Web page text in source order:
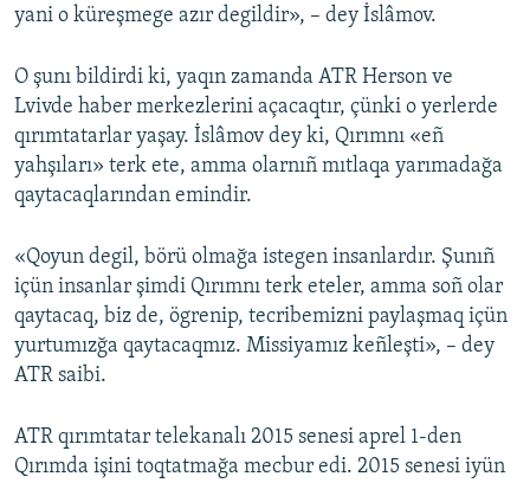
yani o küreşmege azır degildir», – dey İslâmov.
O şunı bildirdi ki, yaqın zamanda ATR Herson ve
Lvivde haber merkezlerini açacaqtır, çünki o yerlerde
qırımtatarlar yaşay. İslâmov dey ki, Qırımnı «eñ
yahşıları» terk ete, amma olarnıñ mıtlaqa yarımadağa
qaytacaqlarından emindir.
«Qoyun degil, börü olmağa istegen insanlardır. Şunıñ
içün insanlar şimdi Qırımnı terk eteler, amma soñ olar
qaytacaq, biz de, ögrenip, tecribemizni paylaşmaq içün
yurtumızğa qaytacaqmız. Missiyamız keñleşti», – dey
ATR saibi.
ATR qırımtatar telekanalı 2015 senesi aprel 1-den
Qırımda işini toqtatmağa mecbur edi. 2015 senesi iyün